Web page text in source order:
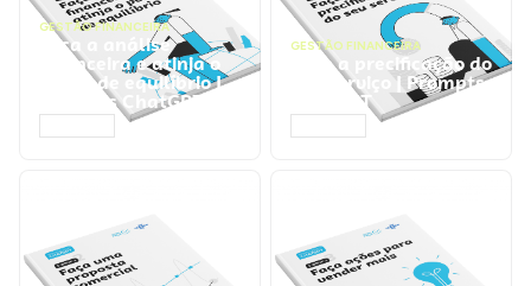
GESTÃO FINANCEIRA
Faça a análise
financeira e atinja o
ponto de equilíbrio |
Prompts ChatGPT
GESTÃO FINANCEIRA
Faça a precificação do
seu serviço | Prompts
ChatGPT